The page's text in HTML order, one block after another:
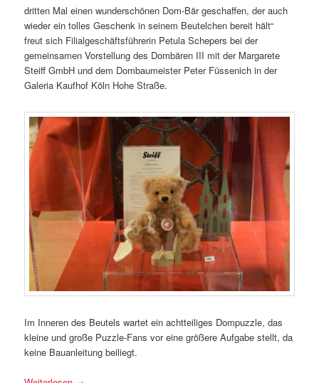
dritten Mal einen wunderschönen Dom-Bär geschaffen, der auch
wieder ein tolles Geschenk in seinem Beutelchen bereit hält“
freut sich Filialgeschäftsführerin Petula Schepers bei der
gemeinsamen Vorstellung des Dombären III mit der Margarete
Steiff GmbH und dem Dombaumeister Peter Füssenich in der
Galeria Kaufhof Köln Hohe Straße.
Im Inneren des Beutels wartet ein achtteiliges Dompuzzle, das
kleine und große Puzzle-Fans vor eine größere Aufgabe stellt, da
keine Bauanleitung beiliegt.